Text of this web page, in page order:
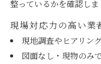
整っているかを確認しま
現場対応力の高い業
現地調査やヒアリン
図面なし・現物のみ